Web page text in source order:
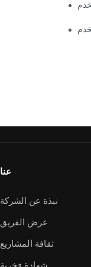
عنا
نبذة عن الشركة
عرض الفريق
ثقافة المشاريع
شهادة فخرية